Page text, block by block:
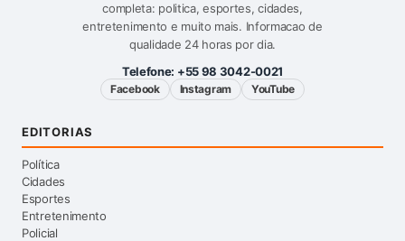
completa: politica, esportes, cidades,
entretenimento e muito mais. Informacao de
qualidade 24 horas por dia.
Telefone: +55 98 3042-0021
Facebook Instagram YouTube
EDITORIAS
Política
Cidades
Esportes
Entretenimento
Policial